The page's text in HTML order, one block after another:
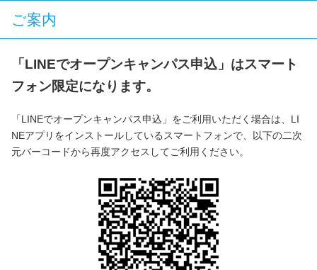
ご案内
「LINEでオープンキャンパス申込」はスマート
フォン限定になります。
「LINEでオープンキャンパス申込」をご利用いただく場合は、LI
NEアプリをインストールしているスマートフォンで、以下の二次
元バーコードから再度アクセスしてご利用ください。